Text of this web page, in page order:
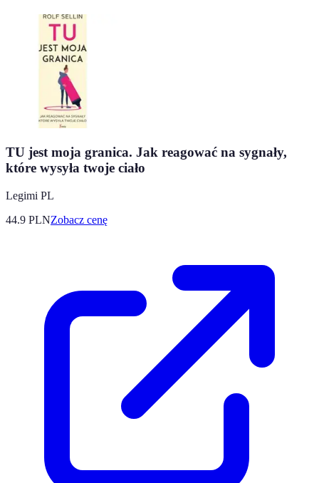
TU jest moja granica. Jak reagować na sygnały,
które wysyła twoje ciało
Legimi PL
44.9 PLNZobacz cenę